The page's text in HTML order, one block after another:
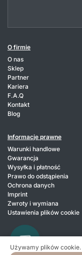
O firmie
O nas
Sklep
Partner
Kariera
F.A.Q
Kontakt
Blog
Informacje prawne
Warunki handlowe
Gwarancja
Wysyłka i płatność
Prawo do odstąpienia
Ochrona danych
Imprint
Zwroty i wymiana
Ustawienia plików cookie
© 2026
Używamy plików cookie.